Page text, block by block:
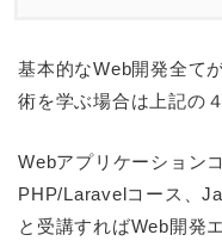
基本的なWeb開発全て
術を学ぶ場合は上記の
Webアプリケーション
PHP/Laravelコース、
と受講すればWeb開発